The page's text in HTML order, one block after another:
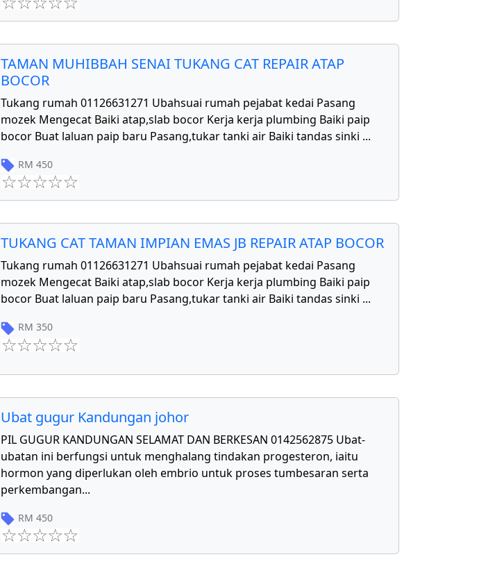
TAMAN MUHIBBAH SENAI TUKANG CAT REPAIR ATAP
BOCOR
Tukang rumah 01126631271 Ubahsuai rumah pejabat kedai Pasang
mozek Mengecat Baiki atap,slab bocor Kerja kerja plumbing Baiki paip
bocor Buat laluan paip baru Pasang,tukar tanki air Baiki tandas sinki ...
RM 450
TUKANG CAT TAMAN IMPIAN EMAS JB REPAIR ATAP BOCOR
Tukang rumah 01126631271 Ubahsuai rumah pejabat kedai Pasang
mozek Mengecat Baiki atap,slab bocor Kerja kerja plumbing Baiki paip
bocor Buat laluan paip baru Pasang,tukar tanki air Baiki tandas sinki ...
RM 350
Ubat gugur Kandungan johor
PIL GUGUR KANDUNGAN SELAMAT DAN BERKESAN 0142562875 Ubat-
ubatan ini berfungsi untuk menghalang tindakan progesteron, iaitu
hormon yang diperlukan oleh embrio untuk proses tumbesaran serta
perkembangan...
RM 450